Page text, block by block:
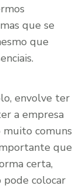
que se
que
envolve ter
a empresa
muito comuns
que
certa,
colocar